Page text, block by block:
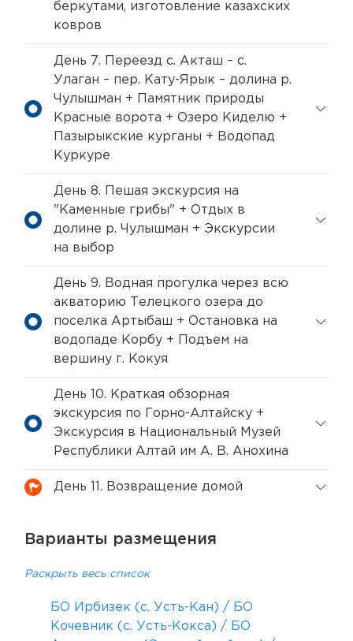
беркутами, изготовление казахских
ковров
День 7. Переезд с. Акташ – с.
Улаган – пер. Кату-Ярык – долина р.
Чулышман + Памятник природы
Красные ворота + Озеро Киделю +
Пазырыкские курганы + Водопад
Куркуре
День 8. Пешая экскурсия на
"Каменные грибы" + Отдых в
долине р. Чулышман + Экскурсии
на выбор
День 9. Водная прогулка через всю
акваторию Телецкого озера до
поселка Артыбаш + Остановка на
водопаде Корбу + Подъем на
вершину г. Кокуя
День 10. Краткая обзорная
экскурсия по Горно-Алтайску +
Экскурсия в Национальный Музей
Республики Алтай им А. В. Анохина
День 11. Возвращение домой
Варианты размещения
Раскрыть весь список
БО Ирбизек (с. Усть-Кан) / БО
Кочевник (с. Усть-Кокса) / БО